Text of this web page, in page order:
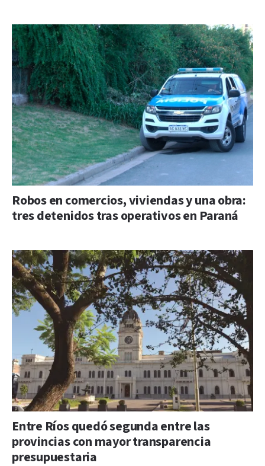
Robos en comercios, viviendas y una obra:
tres detenidos tras operativos en Paraná
Entre Ríos quedó segunda entre las
provincias con mayor transparencia
presupuestaria